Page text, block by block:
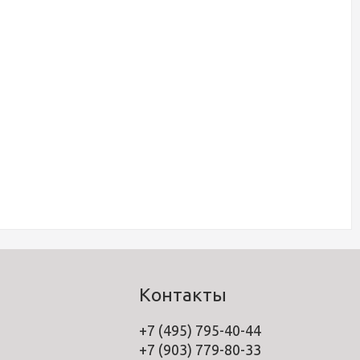
Контакты
+7 (495) 795-40-44
+7 (903) 779-80-33